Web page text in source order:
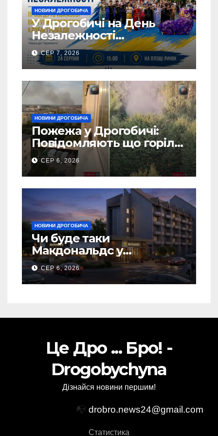
НОВИНИ ДРОГОБИЧА
У Дрогобичі на День
Незалежності
виступатимуть спортивні
клубів громадии
СЕР 7, 2026
НОВИНИ ДРОГОБИЧА
Пожежа у Дрогобичі:
Повідомляють що горіло
5 гаражів (Відео)
СЕР 6, 2026
НОВИНИ ДРОГОБИЧА
Чи буде таки
Макдональдс у
Дрогобичі? (Фото)
СЕР 6, 2026
Це Дро ... Бро! -
Drogobychyna
Дізнайся новини першим!
📭 drobro.news24@gmail.com
Статистика